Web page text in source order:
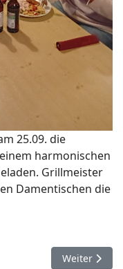
25.09. die
harmonischen
Grillmeister
Damentischen die
der TennisNächster
Weiter